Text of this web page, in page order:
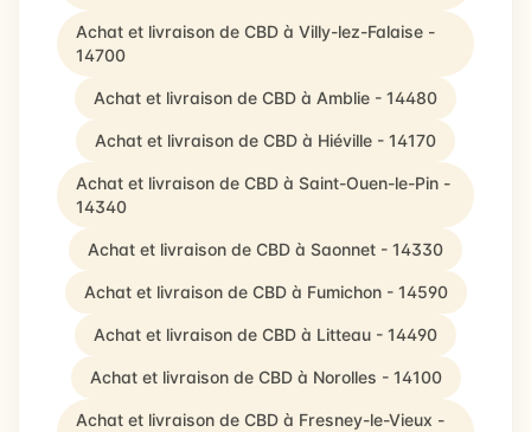
Achat et livraison de CBD à Villy-lez-Falaise -
14700
Achat et livraison de CBD à Amblie - 14480
Achat et livraison de CBD à Hiéville - 14170
Achat et livraison de CBD à Saint-Ouen-le-Pin -
14340
Achat et livraison de CBD à Saonnet - 14330
Achat et livraison de CBD à Fumichon - 14590
Achat et livraison de CBD à Litteau - 14490
Achat et livraison de CBD à Norolles - 14100
Achat et livraison de CBD à Fresney-le-Vieux -